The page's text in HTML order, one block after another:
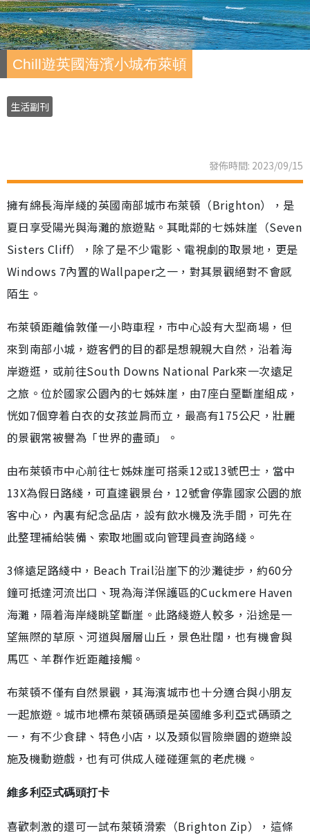
Chill遊英國海濱小城布萊頓
生活副刊
發佈時間: 2023/09/15
擁有綿長海岸綫的英國南部城市布萊頓（Brighton），是
夏日享受陽光與海灘的旅遊點。其毗鄰的七姊妹崖（Seven
Sisters Cliff），除了是不少電影、電視劇的取景地，更是
Windows 7內置的Wallpaper之一，對其景觀絕對不會感
陌生。
布萊頓距離倫敦僅一小時車程，市中心設有大型商場，但
來到南部小城，遊客們的目的都是想親親大自然，沿着海
岸遊逛，或前往South Downs National Park來一次遠足
之旅。位於國家公園內的七姊妹崖，由7座白堊斷崖組成，
恍如7個穿着白衣的女孩並肩而立，最高有175公尺，壯麗
的景觀常被譽為「世界的盡頭」。
由布萊頓市中心前往七姊妹崖可搭乘12或13號巴士，當中
13X為假日路綫，可直達觀景台，12號會停靠國家公園的旅
客中心，內裏有紀念品店，設有飲水機及洗手間，可先在
此整理補給裝備、索取地圖或向管理員查詢路綫。
3條遠足路綫中，Beach Trail沿崖下的沙灘徒步，約60分
鐘可抵達河流出口、現為海洋保護區的Cuckmere Haven
海灘，隔着海岸綫眺望斷崖。此路綫遊人較多，沿途是一
望無際的草原、河道與層層山丘，景色壯闊，也有機會與
馬匹、羊群作近距離接觸。
布萊頓不僅有自然景觀，其海濱城市也十分適合與小朋友
一起旅遊。城市地標布萊頓碼頭是英國維多利亞式碼頭之
一，有不少食肆、特色小店，以及類似冒險樂園的遊樂設
施及機動遊戲，也有可供成人碰碰運氣的老虎機。
維多利亞式碼頭打卡
喜歡刺激的還可一試布萊頓滑索（Brighton Zip），這條